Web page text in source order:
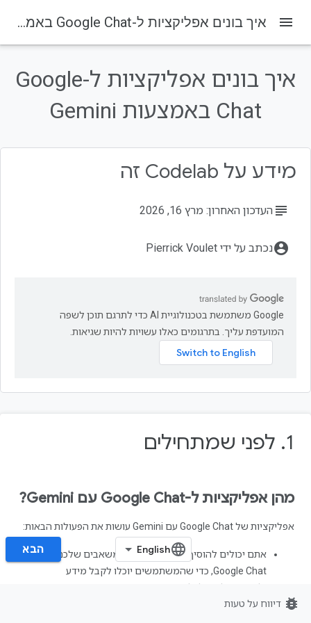
מהן אפליקציות ל-Google Chat עם Gemini?
למה כדאי לשלב אפליקציות של Google Chat עם Gemini?
דרישות מוקדמות
menu איך בונים אפליקציות ל-Google Chat באמצעות Gemini
איך בונים אפליקציות ל-Google
Chat באמצעות Gemini
מידע על Codelab זה
subject העדכון האחרון: מרץ 16, 2026
account_circleנכתב על ידי Pierrick Voulet
‫Google משתמשת בטכנולוגיית AI כדי לתרגם תוכן לשפה
המועדפת עליך. בתרגומים כאלו עשויות להיות שגיאות.
1.‏ לפני שמתחילים
מהן אפליקציות ל-Google Chat עם Gemini?
אפליקציות של Google Chat עם Gemini עושות את הפעולות הבאות:
אתם יכולים להוסיף את השירותים והמשאבים שלכם ל-
Google Chat, כדי שהמשתמשים יוכלו לקבל מידע
ולבצע פעולות בלי לצאת מהשיחה.
הבא‏
bug_report דיווח על טעות